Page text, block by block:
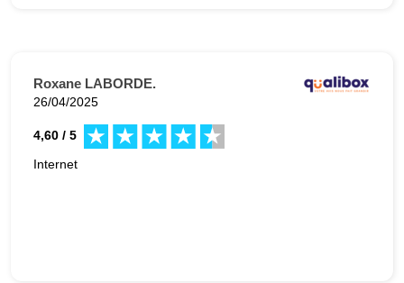
Roxane LABORDE.
26/04/2025
4,60 / 5
Internet